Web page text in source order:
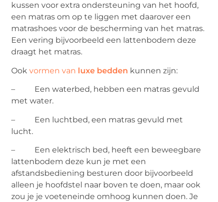
kussen voor extra ondersteuning van het hoofd,
een matras om op te liggen met daarover een
matrashoes voor de bescherming van het matras.
Een vering bijvoorbeeld een lattenbodem deze
draagt het matras.
Ookvormen van luxe bedden kunnen zijn:
– Een waterbed, hebben een matras gevuld
met water.
– Een luchtbed, een matras gevuld met
lucht.
– Een elektrisch bed, heeft een beweegbare
lattenbodem deze kun je met een
afstandsbediening besturen door bijvoorbeeld
alleen je hoofdstel naar boven te doen, maar ook
zou je je voeteneinde omhoog kunnen doen. Je